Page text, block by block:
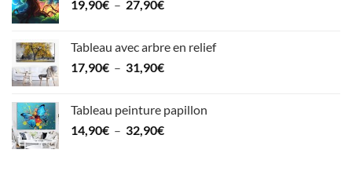
17,90€
19,90€ – 27,90€Plage
19,90€
à
Tableau avec arbre en relief
17,90€ – 31,90€Plage
17,90€
à
Tableau peinture papillon
14,90€ – 32,90€Plage